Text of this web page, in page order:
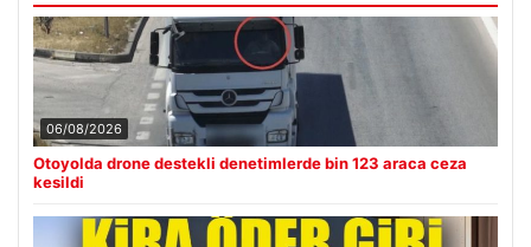
06/08/2026
Otoyolda drone destekli denetimlerde bin 123 araca ceza
kesildi